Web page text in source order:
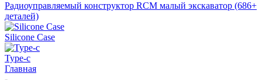
Радиоуправляемый конструктор RCM малый экскаватор (686+
деталей)
Silicone Case
Type-c
Главная